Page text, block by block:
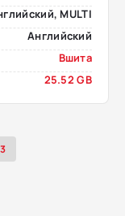
MULTI
Английский
Вшита
25.52 GB